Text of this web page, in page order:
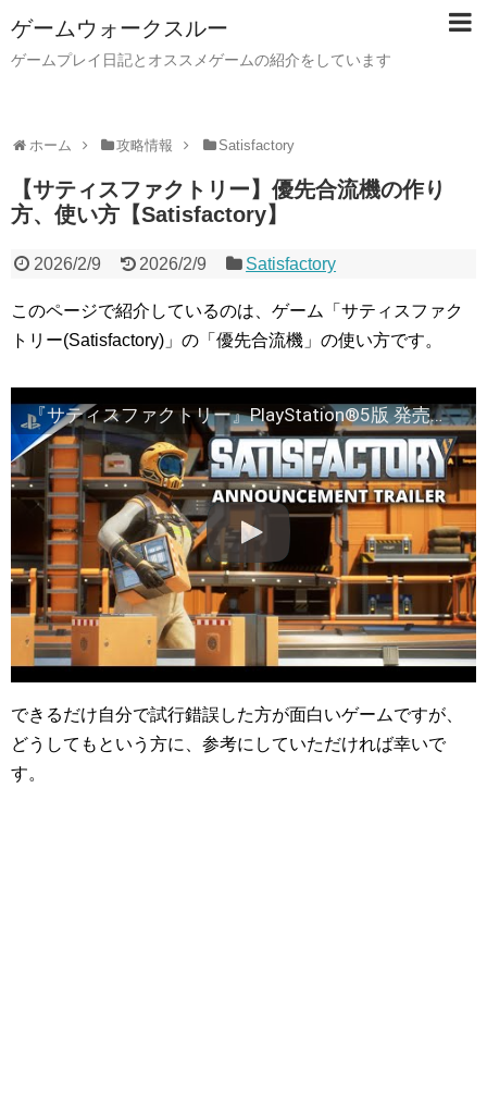
ゲームウォークスルー
ゲームプレイ日記とオススメゲームの紹介をしています
ホーム 攻略情報 Satisfactory
【サティスファクトリー】優先合流機の作り
方、使い方【Satisfactory】
2026/2/9 2026/2/9 Satisfactory
このページで紹介しているのは、ゲーム「サティスファク
トリー(Satisfactory)」の「優先合流機」の使い方です。
『サティスファクトリー』PlayStation®5版 発売日トレーラー
できるだけ自分で試行錯誤した方が面白いゲームですが、
どうしてもという方に、参考にしていただければ幸いで
す。